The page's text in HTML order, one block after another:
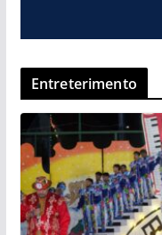
Entreterimento